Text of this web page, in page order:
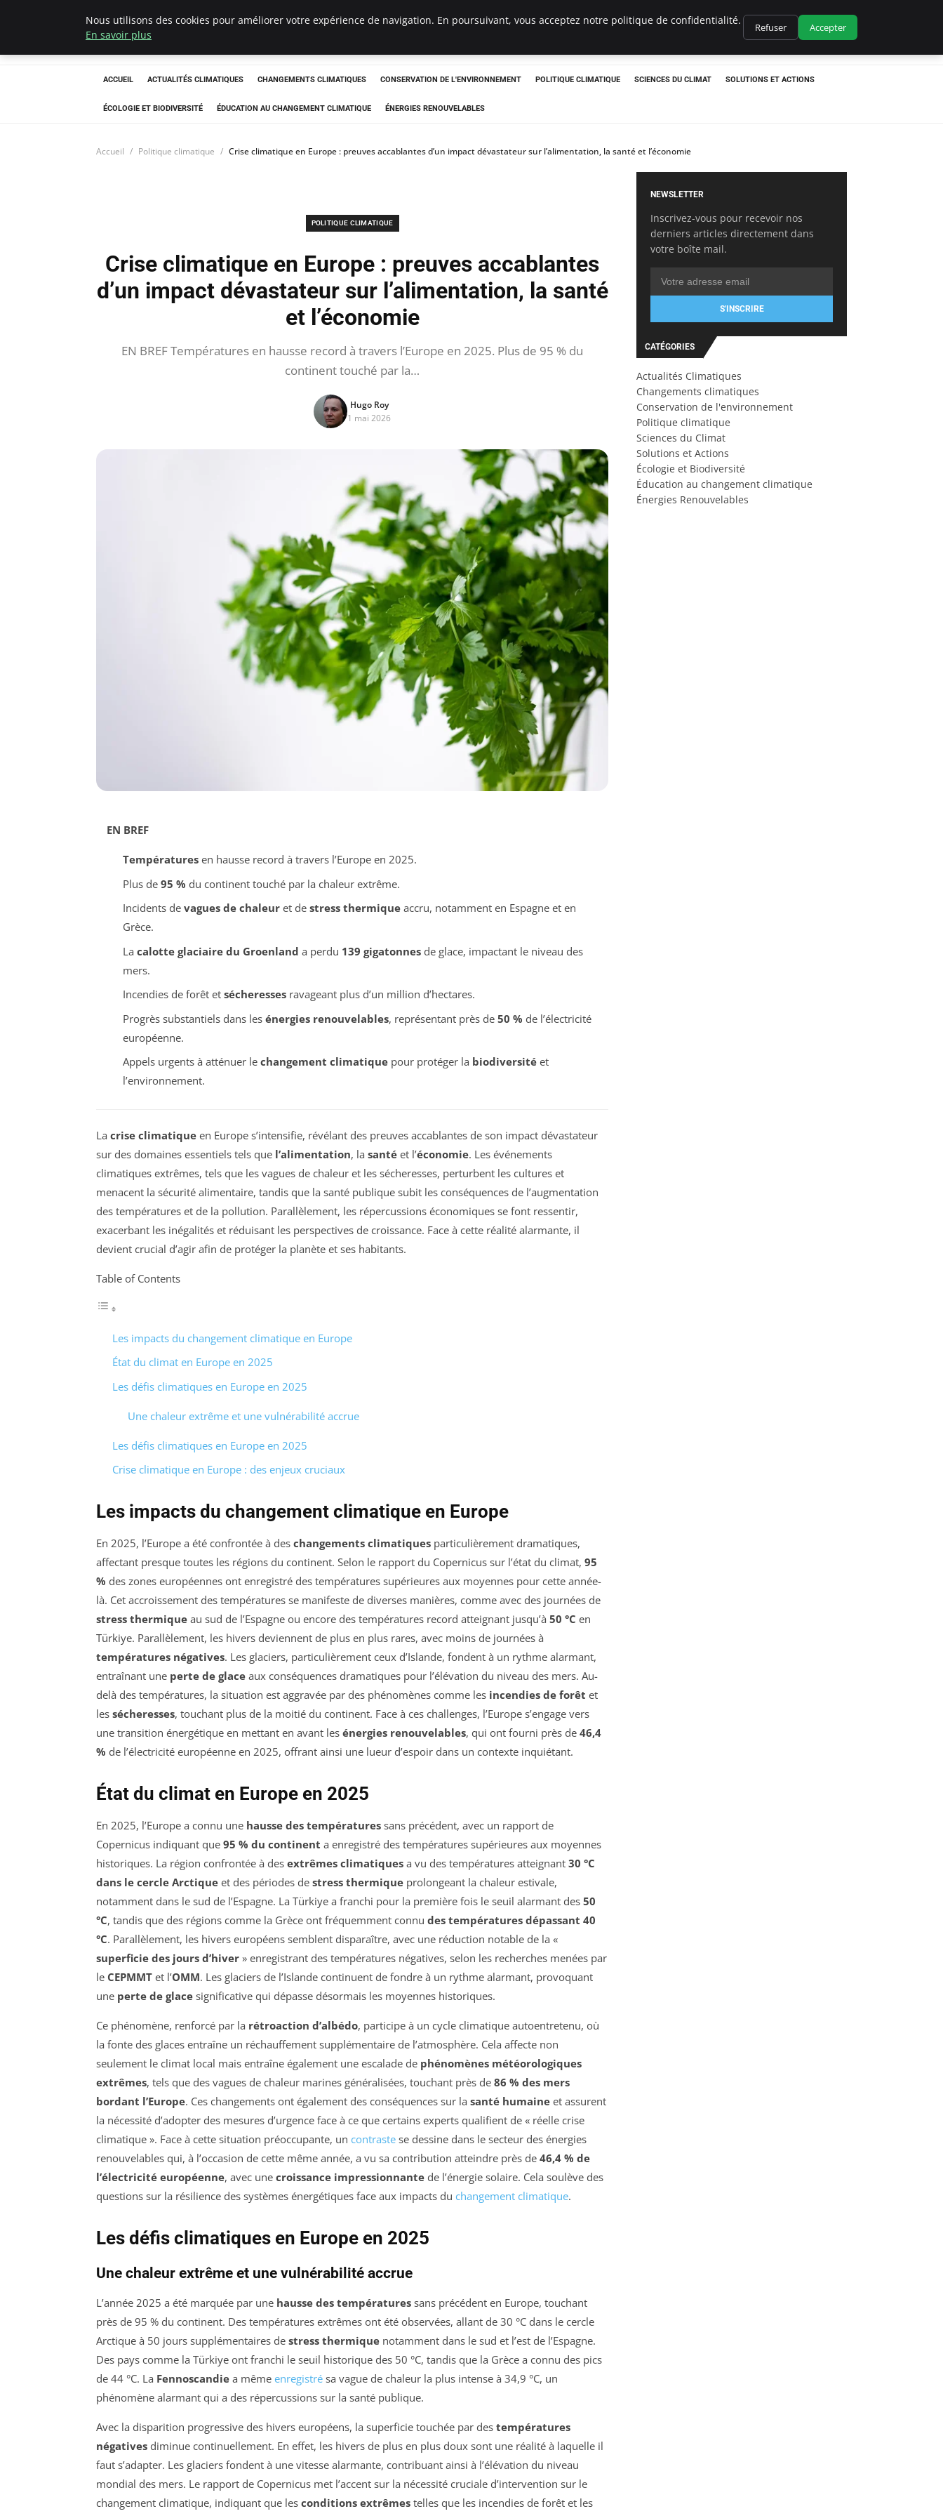
Climatedebtagents
ACCUEIL ACTUALITÉS CLIMATIQUES CHANGEMENTS CLIMATIQUES CONSERVATION DE L'ENVIRONNEMENT POLITIQUE CLIMATIQUE SCIENCES DU CLIMAT SOLUTIONS ET ACTIONS
ÉCOLOGIE ET BIODIVERSITÉ ÉDUCATION AU CHANGEMENT CLIMATIQUE ÉNERGIES RENOUVELABLES
Accueil Politique climatique Crise climatique en Europe : preuves accablantes d’un impact dévastateur sur l’alimentation, la santé et l’économie
POLITIQUE CLIMATIQUE
Crise climatique en Europe : preuves accablantes
d’un impact dévastateur sur l’alimentation, la santé
et l’économie
EN BREF Températures en hausse record à travers l’Europe en 2025. Plus de 95 % du
continent touché par la…
Hugo Roy
1 mai 2026
EN BREF
Températuresen hausse record à travers l’Europe en 2025.
Plus de 95 % du continent touché par la chaleur extrême.
Incidents de vagues de chaleuret de stress thermiqueaccru, notamment en Espagne et en
Grèce.
La calotte glaciaire du Groenland a perdu 139 gigatonnesde glace, impactant le niveau des
mers.
Incendies de forêt et sécheressesravageant plus d’un million d’hectares.
Progrès substantiels dans les énergies renouvelables, représentant près de 50 % de l’électricité
européenne.
Appels urgents à atténuer le changement climatiquepour protéger la biodiversitéet
l’environnement.
La crise climatique en Europe s’intensifie, révélant des preuves accablantes de son impact dévastateur
sur des domaines essentiels tels que l’alimentation, la santé et l’économie. Les événements
climatiques extrêmes, tels que les vagues de chaleur et les sécheresses, perturbent les cultures et
menacent la sécurité alimentaire, tandis que la santé publique subit les conséquences de l’augmentation
des températures et de la pollution. Parallèlement, les répercussions économiques se font ressentir,
exacerbant les inégalités et réduisant les perspectives de croissance. Face à cette réalité alarmante, il
devient crucial d’agir afin de protéger la planète et ses habitants.
Table of Contents
Les impacts du changement climatique en Europe
État du climat en Europe en 2025
Les défis climatiques en Europe en 2025
Une chaleur extrême et une vulnérabilité accrue
Les défis climatiques en Europe en 2025
Crise climatique en Europe : des enjeux cruciaux
Les impacts du changement climatique en Europe
En 2025, l’Europe a été confrontée à des changements climatiques particulièrement dramatiques,
affectant presque toutes les régions du continent. Selon le rapport du Copernicus sur l’état du climat, 95
% des zones européennes ont enregistré des températures supérieures aux moyennes pour cette année-
là. Cet accroissement des températures se manifeste de diverses manières, comme avec des journées de
stress thermique au sud de l’Espagne ou encore des températures record atteignant jusqu’à 50 °C en
Türkiye. Parallèlement, les hivers deviennent de plus en plus rares, avec moins de journées à
températures négatives. Les glaciers, particulièrement ceux d’Islande, fondent à un rythme alarmant,
entraînant une perte de glace aux conséquences dramatiques pour l’élévation du niveau des mers. Au-
delà des températures, la situation est aggravée par des phénomènes comme les incendies de forêt et
les sécheresses, touchant plus de la moitié du continent. Face à ces challenges, l’Europe s’engage vers
une transition énergétique en mettant en avant les énergies renouvelables, qui ont fourni près de 46,4
% de l’électricité européenne en 2025, offrant ainsi une lueur d’espoir dans un contexte inquiétant.
État du climat en Europe en 2025
En 2025, l’Europe a connu une hausse des températures sans précédent, avec un rapport de
Copernicus indiquant que 95 % du continent a enregistré des températures supérieures aux moyennes
historiques. La région confrontée à des extrêmes climatiques a vu des températures atteignant 30 °C
dans le cercle Arctique et des périodes de stress thermique prolongeant la chaleur estivale,
notamment dans le sud de l’Espagne. La Türkiye a franchi pour la première fois le seuil alarmant des 50
°C, tandis que des régions comme la Grèce ont fréquemment connu des températures dépassant 40
°C. Parallèlement, les hivers européens semblent disparaître, avec une réduction notable de la «
superficie des jours d’hiver » enregistrant des températures négatives, selon les recherches menées par
le CEPMMT et l’OMM. Les glaciers de l’Islande continuent de fondre à un rythme alarmant, provoquant
une perte de glace significative qui dépasse désormais les moyennes historiques.
Ce phénomène, renforcé par la rétroaction d’albédo, participe à un cycle climatique autoentretenu, où
la fonte des glaces entraîne un réchauffement supplémentaire de l’atmosphère. Cela affecte non
seulement le climat local mais entraîne également une escalade de phénomènes météorologiques
extrêmes, tels que des vagues de chaleur marines généralisées, touchant près de 86 % des mers
bordant l’Europe. Ces changements ont également des conséquences sur la santé humaine et assurent
la nécessité d’adopter des mesures d’urgence face à ce que certains experts qualifient de « réelle crise
climatique ». Face à cette situation préoccupante, un contraste se dessine dans le secteur des énergies
renouvelables qui, à l’occasion de cette même année, a vu sa contribution atteindre près de 46,4 % de
l’électricité européenne, avec une croissance impressionnante de l’énergie solaire. Cela soulève des
questions sur la résilience des systèmes énergétiques face aux impacts du changement climatique.
Les défis climatiques en Europe en 2025
Une chaleur extrême et une vulnérabilité accrue
L’année 2025 a été marquée par une hausse des températures sans précédent en Europe, touchant
près de 95 % du continent. Des températures extrêmes ont été observées, allant de 30 °C dans le cercle
Arctique à 50 jours supplémentaires de stress thermique notamment dans le sud et l’est de l’Espagne.
Des pays comme la Türkiye ont franchi le seuil historique des 50 °C, tandis que la Grèce a connu des pics
de 44 °C. La Fennoscandie a même enregistré sa vague de chaleur la plus intense à 34,9 °C, un
phénomène alarmant qui a des répercussions sur la santé publique.
Avec la disparition progressive des hivers européens, la superficie touchée par des températures
négatives diminue continuellement. En effet, les hivers de plus en plus doux sont une réalité à laquelle il
faut s’adapter. Les glaciers fondent à une vitesse alarmante, contribuant ainsi à l’élévation du niveau
mondial des mers. Le rapport de Copernicus met l’accent sur la nécessité cruciale d’intervention sur le
changement climatique, indiquant que les conditions extrêmes telles que les incendies de forêt et les
NEWSLETTER
Inscrivez-vous pour recevoir nos
derniers articles directement dans
votre boîte mail.
S'INSCRIRE
CATÉGORIES
Actualités Climatiques
Changements climatiques
Conservation de l'environnement
Politique climatique
Sciences du Climat
Solutions et Actions
Écologie et Biodiversité
Éducation au changement climatique
Énergies Renouvelables
Nous utilisons des cookies pour améliorer votre expérience de navigation. En poursuivant, vous acceptez notre politique de confidentialité.
En savoir plus
Refuser Accepter